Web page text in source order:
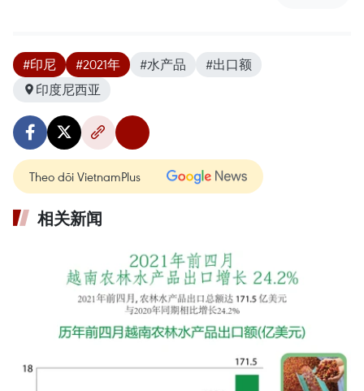
#印尼 #2021年 #水产品
#出口额
印度尼西亚
Theo dõi VietnamPlus
相关新闻